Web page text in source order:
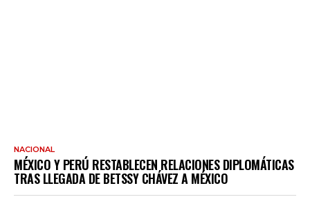
NACIONAL
MÉXICO Y PERÚ RESTABLECEN RELACIONES DIPLOMÁTICAS
TRAS LLEGADA DE BETSSY CHÁVEZ A MÉXICO